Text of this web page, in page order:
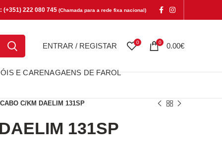
(+351) 222 080 745 (Chamada para a rede fixa nacional)
ENTRAR / REGISTAR 0 0 0.00€
E CARENAGAENS DE FAROL
CABO C/KM DAELIM 131SP
131SP